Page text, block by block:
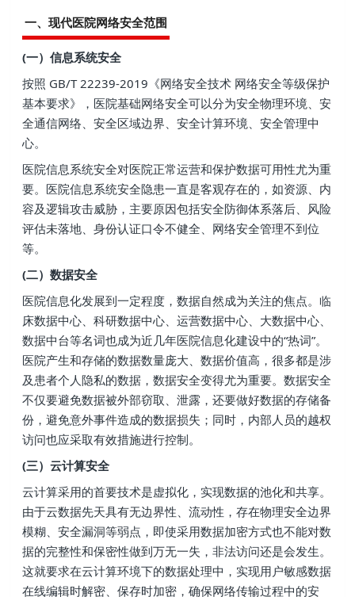
一、现代医院网络安全范围
(一）信息系统安全
按照 GB/T 22239-2019《网络安全技术 网络安全等级保护
基本要求》，医院基础网络安全可以分为安全物理环境、安
全通信网络、安全区域边界、安全计算环境、安全管理中
心。
医院信息系统安全对医院正常运营和保护数据可用性尤为重
要。医院信息系统安全隐患一直是客观存在的，如资源、内
容及逻辑攻击威胁，主要原因包括安全防御体系落后、风险
评估未落地、身份认证口令不健全、网络安全管理不到位
等。
(二）数据安全
医院信息化发展到一定程度，数据自然成为关注的焦点。临
床数据中心、科研数据中心、运营数据中心、大数据中心、
数据中台等名词也成为近几年医院信息化建设中的“热词”。
医院产生和存储的数据数量庞大、数据价值高，很多都是涉
及患者个人隐私的数据，数据安全变得尤为重要。数据安全
不仅要避免数据被外部窃取、泄露，还要做好数据的存储备
份，避免意外事件造成的数据损失；同时，内部人员的越权
访问也应采取有效措施进行控制。
(三）云计算安全
云计算采用的首要技术是虚拟化，实现数据的池化和共享。
由于云数据先天具有无边界性、流动性，存在物理安全边界
模糊、安全漏洞等弱点，即使采用数据加密方式也不能对数
据的完整性和保密性做到万无一失，非法访问还是会发生。
这就要求在云计算环境下的数据处理中，实现用户敏感数据
在线编辑时解密、保存时加密，确保网络传输过程中的安